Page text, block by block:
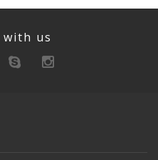
with us